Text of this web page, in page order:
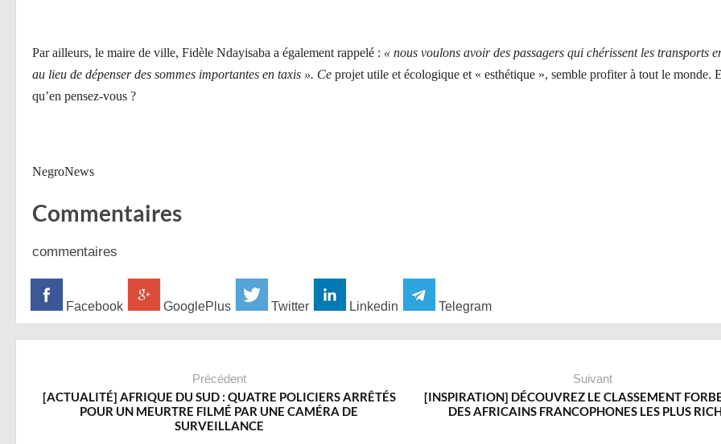
Par ailleurs, le maire de ville, Fidèle Ndayisaba a également rappelé : « nous voulons avoir des passagers qui chérissent les transports
au lieu de dépenser des sommes importantes en taxis ». Ce projet utile et écologique et « esthétique », semble profiter à tout le monde.
qu’en pensez-vous ?
NegroNews
Commentaires
commentaires
Facebook GooglePlus Twitter Linkedin Telegram
Précédent
[ACTUALITÉ] AFRIQUE DU SUD : QUATRE POLICIERS ARRÊTÉS
POUR UN MEURTRE FILMÉ PAR UNE CAMÉRA DE
SURVEILLANCE
Suivant
[INSPIRATION] DÉCOUVREZ LE CLASSEMENT
DES AFRICAINS FRANCOPHONES LES PLUS